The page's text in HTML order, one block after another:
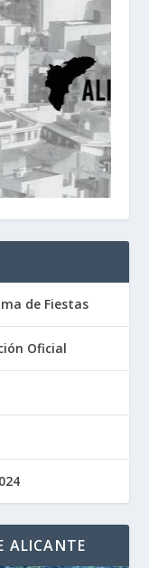
de Fiestas
Oficial
ALICANTE